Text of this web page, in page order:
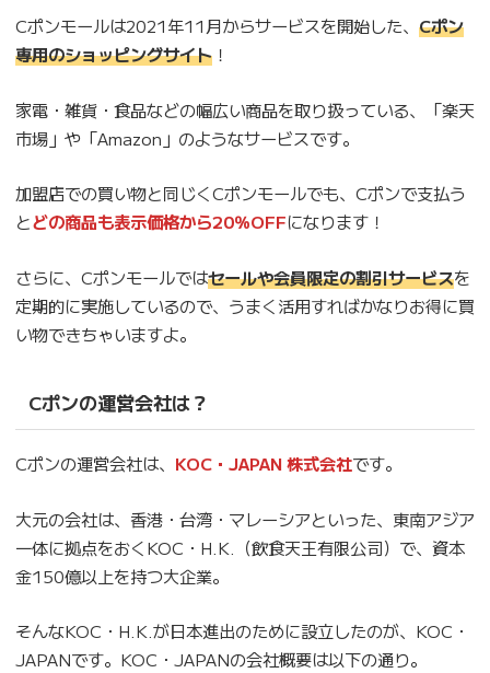
Cポンモールは2021年11月からサービスを開始した、 Cポン
専用のショッピングサイト！
家電・雑貨・食品などの幅広い商品を取り扱っている、「楽天
市場」や「Amazon」のようなサービスです。
加盟店での買い物と同じくCポンモールでも、Cポンで支払う
とどの商品も表示価格から20％OFFになります！
さらに、Cポンモールではセールや会員限定の割引サービスを
定期的に実施しているので、うまく活用すればかなりお得に買
い物できちゃいますよ。
Cポンの運営会社は？
Cポンの運営会社は、 KOC・JAPAN 株式会社です。
大元の会社は、香港・台湾・マレーシアといった、東南アジア
一体に拠点をおくKOC・H.K.（飲食天王有限公司）で、資本
金150億以上を持つ大企業。
そんなKOC・H.K.が日本進出のために設立したのが、KOC・
JAPANです。KOC・JAPANの会社概要は以下の通り。